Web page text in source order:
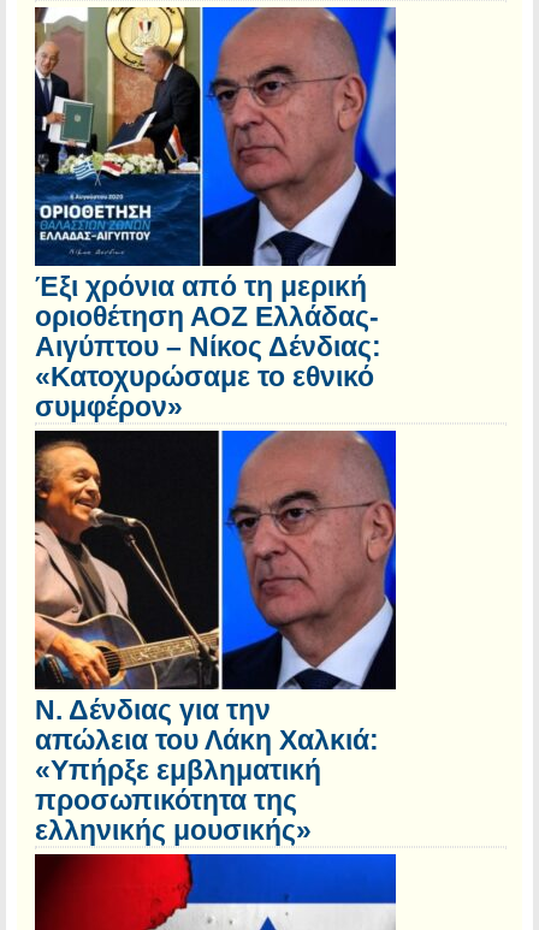
Έξι χρόνια από τη μερική
οριοθέτηση ΑΟΖ Ελλάδας-
Αιγύπτου – Νίκος Δένδιας:
«Κατοχυρώσαμε το εθνικό
συμφέρον»
Ν. Δένδιας για την
απώλεια του Λάκη Χαλκιά:
«Υπήρξε εμβληματική
προσωπικότητα της
ελληνικής μουσικής»